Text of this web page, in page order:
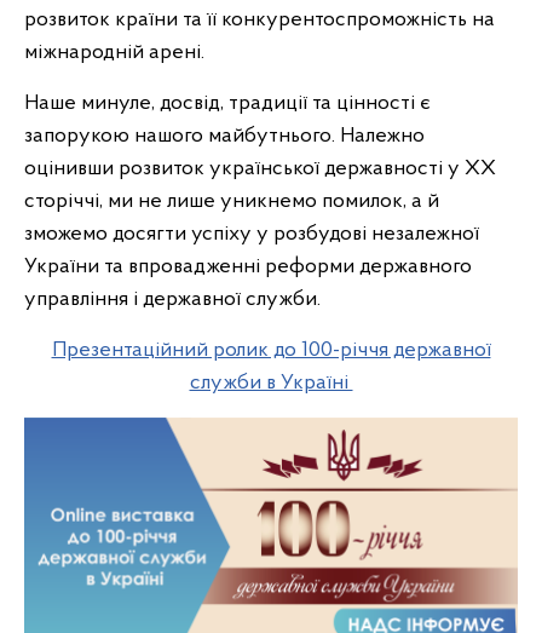
розвиток країни та її конкурентоспроможність на
міжнародній арені.
Наше минуле, досвід, традиції та цінності є
запорукою нашого майбутнього. Належно
оцінивши розвиток української державності у XX
сторіччі, ми не лише уникнемо помилок, а й
зможемо досягти успіху у розбудові незалежної
України та впровадженні реформи державного
управління і державної служби.
Презентаційний ролик до 100-річчя державної
служби в Україні